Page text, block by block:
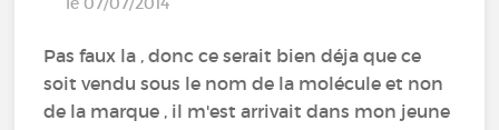
Pas faux la , donc ce serait bien déja que ce
soit vendu sous le nom de la molécule et non
de la marque , il m'est arrivait dans mon jeune